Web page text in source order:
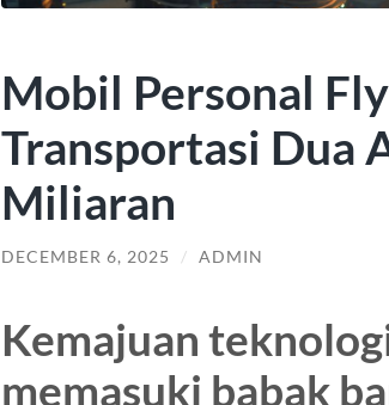
Mobil Personal
Transportasi Dua
Miliaran
DECEMBER 6, 2025 / ADMIN
Kemajuan
memasuki babak